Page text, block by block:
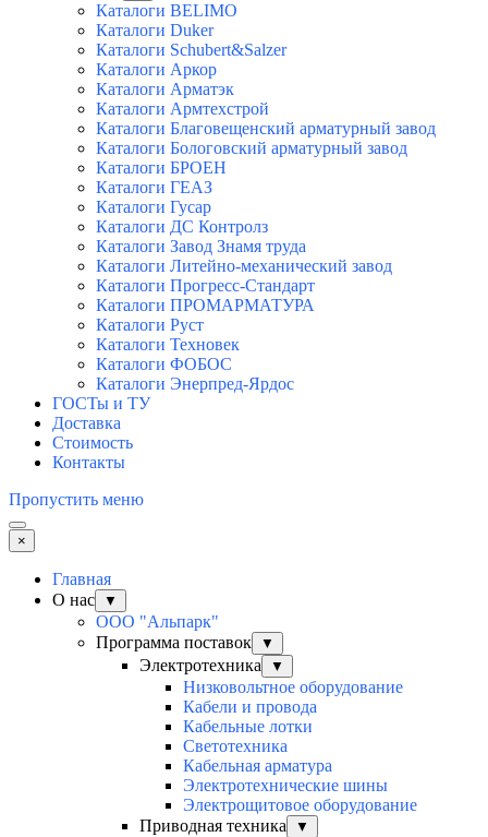
Каталоги BELIMO
Каталоги Duker
Каталоги Schubert&Salzer
Каталоги Аркор
Каталоги Арматэк
Каталоги Армтехстрой
Каталоги Благовещенский арматурный завод
Каталоги Бологовский арматурный завод
Каталоги БРОЕН
Каталоги ГЕАЗ
Каталоги Гусар
Каталоги ДС Контролз
Каталоги Завод Знамя труда
Каталоги Литейно-механический завод
Каталоги Прогресс-Стандарт
Каталоги ПРОМАРМАТУРА
Каталоги Руст
Каталоги Техновек
Каталоги ФОБОС
Каталоги Энерпред-Ярдос
ГОСТы и ТУ
Доставка
Стоимость
Контакты
Пропустить меню
×
Главная
О нас
▼
ООО "Альпарк"
Программа поставок
▼
Электротехника ▼
Низковольтное оборудование
Кабели и провода
Кабельные лотки
Светотехника
Кабельная арматура
Электротехнические шины
Электрощитовое оборудование
Приводная техника
▼